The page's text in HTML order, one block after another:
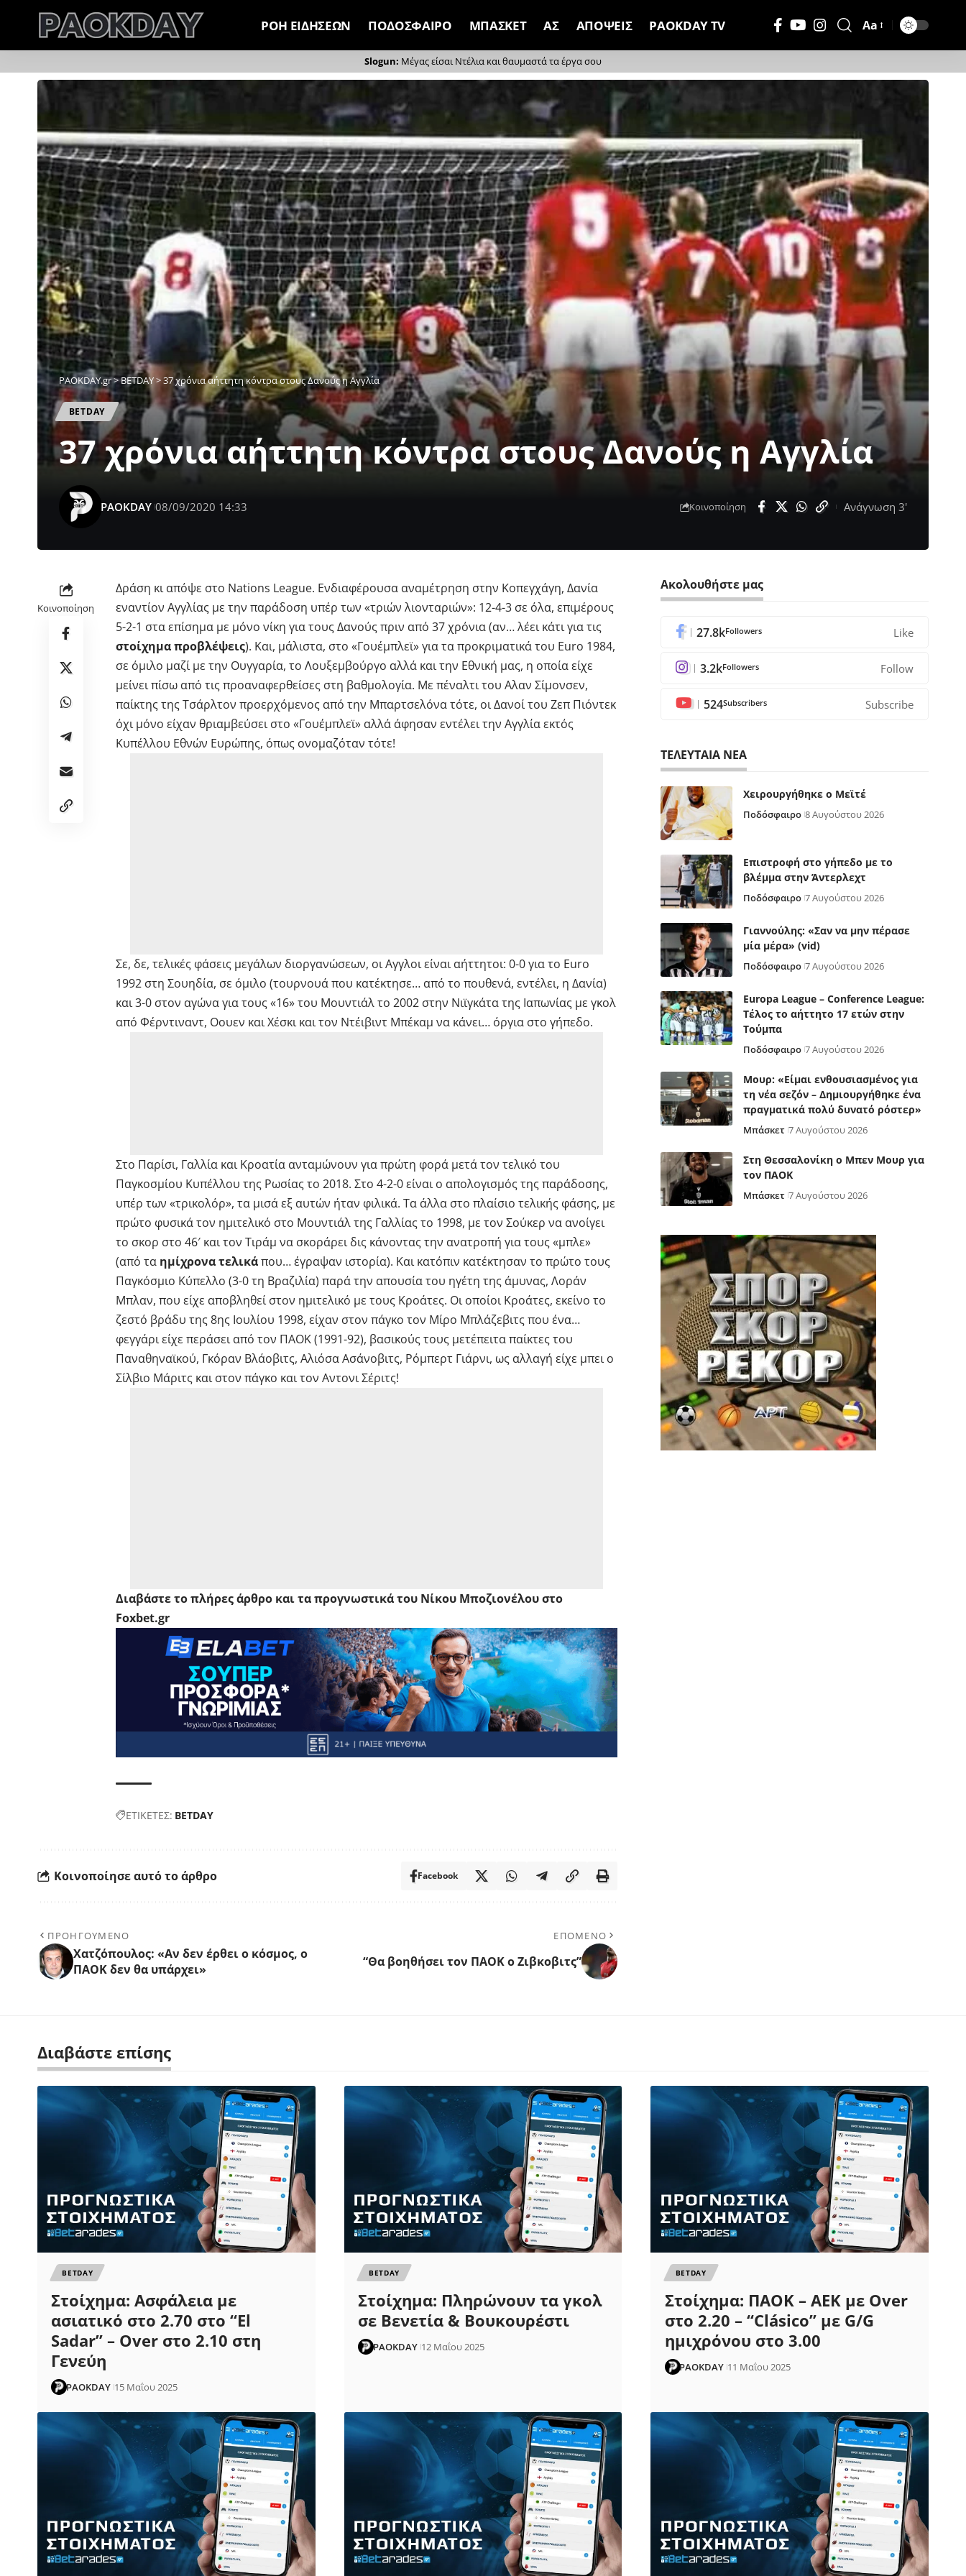
ΡΟΗ ΕΙΔΗΣΕΩΝ ΠΟΔΟΣΦΑΙΡΟ ΜΠΑΣΚΕΤ ΑΣ ΑΠΟΨΕΙΣ PAOKDAY TV
Μέγεθος
Γραμματοσειράς
Aa
Μέγας είσαι Ντέλια και θαυμαστά τα έργα σου
PAOKDAY.gr>ΒETDAY>37 χρόνια αήττητη κόντρα στους Δανούς η Αγγλία
ΒETDAY
37 χρόνια αήττητη κόντρα στους Δανούς η Αγγλία
PAOKDAY 08/09/2020 14:33 Κοινοποίηση Ανάγνωση 3'
Κοινοποίηση
Δράση κι απόψε στο Nations League. Ενδιαφέρουσα αναμέτρηση στην Κοπεγχάγη, Δανία
εναντίον Αγγλίας με την παράδοση υπέρ των «τριών λιονταριών»: 12-4-3 σε όλα, επιμέρους
5-2-1 στα επίσημα με μόνο νίκη για τους Δανούς πριν από 37 χρόνια (αν… λέει κάτι για τις
στοίχημα προβλέψεις). Και, μάλιστα, στο «Γουέμπλεϊ» για τα προκριματικά του Euro 1984,
σε όμιλο μαζί με την Ουγγαρία, το Λουξεμβούργο αλλά και την Εθνική μας, η οποία είχε
μείνει πίσω από τις προαναφερθείσες στη βαθμολογία. Με πέναλτι του Αλαν Σίμονσεν,
παίκτης της Τσάρλτον προερχόμενος από την Μπαρτσελόνα τότε, οι Δανοί του Ζεπ Πιόντεκ
όχι μόνο είχαν θριαμβεύσει στο «Γουέμπλεϊ» αλλά άφησαν εντέλει την Αγγλία εκτός
Κυπέλλου Εθνών Ευρώπης, όπως ονομαζόταν τότε!
Σε, δε, τελικές φάσεις μεγάλων διοργανώσεων, οι Αγγλοι είναι αήττητοι: 0-0 για το Euro
1992 στη Σουηδία, σε όμιλο (τουρνουά που κατέκτησε… από το πουθενά, εντέλει, η Δανία)
και 3-0 στον αγώνα για τους «16» του Μουντιάλ το 2002 στην Νιϊγκάτα της Ιαπωνίας με γκολ
από Φέρντιναντ, Οουεν και Χέσκι και τον Ντέιβιντ Μπέκαμ να κάνει… όργια στο γήπεδο.
Στο Παρίσι, Γαλλία και Κροατία ανταμώνουν για πρώτη φορά μετά τον τελικό του
Παγκοσμίου Κυπέλλου της Ρωσίας το 2018. Στο 4-2-0 είναι ο απολογισμός της παράδοσης,
υπέρ των «τρικολόρ», τα μισά εξ αυτών ήταν φιλικά. Τα άλλα στο πλαίσιο τελικής φάσης, με
πρώτο φυσικά τον ημιτελικό στο Μουντιάλ της Γαλλίας το 1998, με τον Σούκερ να ανοίγει
το σκορ στο 46′ και τον Τιράμ να σκοράρει δις κάνοντας την ανατροπή για τους «μπλε»
(από τα ημίχρονα τελικάπου… έγραψαν ιστορία). Και κατόπιν κατέκτησαν το πρώτο τους
Παγκόσμιο Κύπελλο (3-0 τη Βραζιλία) παρά την απουσία του ηγέτη της άμυνας, Λοράν
Μπλαν, που είχε αποβληθεί στον ημιτελικό με τους Κροάτες. Οι οποίοι Κροάτες, εκείνο το
ζεστό βράδυ της 8ης Ιουλίου 1998, είχαν στον πάγκο τον Μίρο Μπλάζεβιτς που ένα…
φεγγάρι είχε περάσει από τον ΠΑΟΚ (1991-92), βασικούς τους μετέπειτα παίκτες του
Παναθηναϊκού, Γκόραν Βλάοβιτς, Αλιόσα Ασάνοβιτς, Ρόμπερτ Γιάρνι, ως αλλαγή είχε μπει ο
Σίλβιο Μάριτς και στον πάγκο και τον Αντονι Σέριτς!
Διαβάστε τοπλήρες άρθρο και ταπρογνωστικάτου Νίκου Μποζιονέλου στο
Foxbet.gr
ΕΤΙΚΕΤΕΣ: BETDAY
Κοινοποίησε αυτό το άρθρο Facebook
ΠΡΟΗΓΟΥΜΕΝΟ
Χατζόπουλος: «Αν δεν έρθει ο κόσμος, ο
ΠΑΟΚ δεν θα υπάρχει»
ΕΠΟΜΕΝΟ
“Θα βοηθήσει τον ΠΑΟΚ ο Ζιβκοβιτς”
Ακολουθήστε μας
27.8kFollowers Like
3.2kFollowers Follow
524Subscribers Subscribe
ΤΕΛΕΥΤΑΙΑ ΝΕΑ
Χειρουργήθηκε ο Μεϊτέ
Ποδόσφαιρο 8 Αυγούστου 2026
Επιστροφή στο γήπεδο με το
βλέμμα στην Άντερλεχτ
Ποδόσφαιρο 7 Αυγούστου 2026
Γιαννούλης: «Σαν να μην πέρασε
μία μέρα» (vid)
Ποδόσφαιρο 7 Αυγούστου 2026
Europa League – Conference League:
Τέλος το αήττητο 17 ετών στην
Τούμπα
Ποδόσφαιρο 7 Αυγούστου 2026
Μουρ: «Είμαι ενθουσιασμένος για
τη νέα σεζόν – Δημιουργήθηκε ένα
πραγματικά πολύ δυνατό ρόστερ»
Μπάσκετ 7 Αυγούστου 2026
Στη Θεσσαλονίκη ο Μπεν Μουρ για
τον ΠΑΟΚ
Μπάσκετ 7 Αυγούστου 2026
Διαβάστε επίσης
ΒETDAY
Στοίχημα: Ασφάλεια με
ασιατικό στο 2.70 στο “El
Sadar” – Over στο 2.10 στη
Γενεύη
PAOKDAY 15 Μαΐου 2025
ΒETDAY
Στοίχημα: Πληρώνουν τα γκολ
σε Βενετία & Βουκουρέστι
PAOKDAY 12 Μαΐου 2025
ΒETDAY
Στοίχημα: ΠΑΟΚ – ΑΕΚ με Over
στο 2.20 – “Clásico” με G/G
ημιχρόνου στο 3.00
PAOKDAY 11 Μαΐου 2025